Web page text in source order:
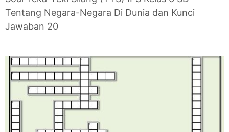
Tentang Negara-Negara Di Dunia dan Kunci
Jawaban 20